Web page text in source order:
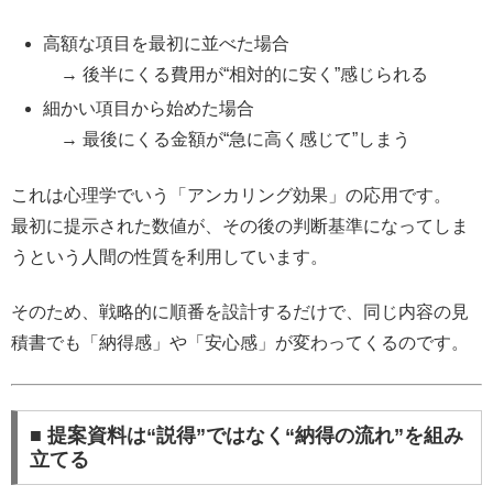
高額な項目を最初に並べた場合
→ 後半にくる費用が“相対的に安く”感じられる
細かい項目から始めた場合
→ 最後にくる金額が“急に高く感じて”しまう
これは心理学でいう「アンカリング効果」の応用です。
最初に提示された数値が、その後の判断基準になってしま
うという人間の性質を利用しています。
そのため、戦略的に順番を設計するだけで、同じ内容の見
積書でも「納得感」や「安心感」が変わってくるのです。
■ 提案資料は“説得”ではなく“納得の流れ”を組み
立てる